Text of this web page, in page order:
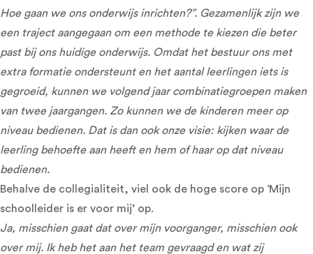
Hoe gaan we ons onderwijs inrichten?”. Gezamenlijk zijn we
een traject aangegaan om een methode te kiezen die beter
past bij ons huidige onderwijs. Omdat het bestuur ons met
extra formatie ondersteunt en het aantal leerlingen iets is
gegroeid, kunnen we volgend jaar combinatiegroepen maken
van twee jaargangen. Zo kunnen we de kinderen meer op
niveau bedienen. Dat is dan ook onze visie: kijken waar de
leerling behoefte aan heeft en hem of haar op dat niveau
bedienen.
Behalve de collegialiteit, viel ook de hoge score op ‘Mijn
schoolleider is er voor mij’ op.
Ja, misschien gaat dat over mijn voorganger, misschien ook
over mij. Ik heb het aan het team gevraagd en wat zij